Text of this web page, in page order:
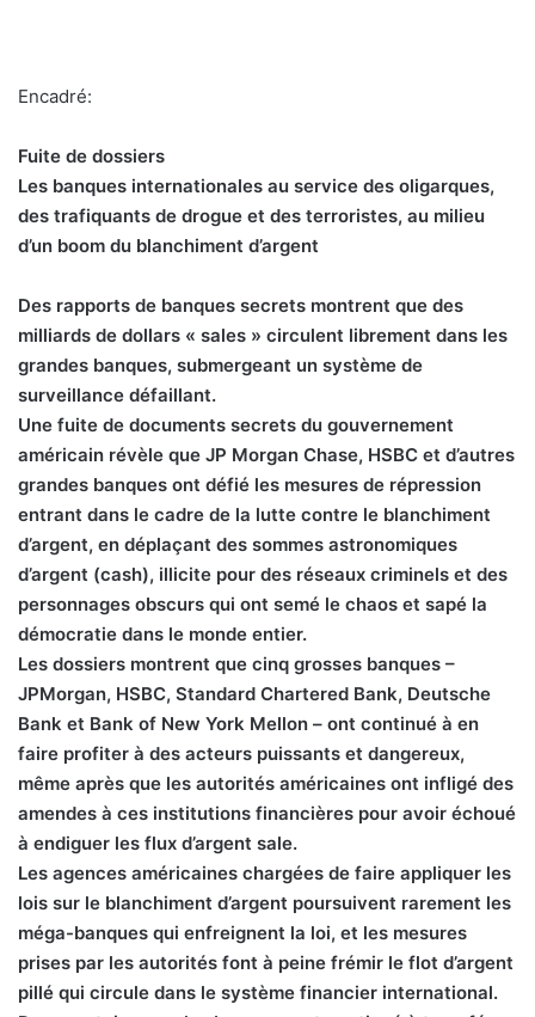
Encadré:
Fuite de dossiers
Les banques internationales au service des oligarques,
des trafiquants de drogue et des terroristes, au milieu
d’un boom du blanchiment d’argent
Des rapports de banques secrets montrent que des
milliards de dollars « sales » circulent librement dans les
grandes banques, submergeant un système de
surveillance défaillant.
Une fuite de documents secrets du gouvernement
américain révèle que JP Morgan Chase, HSBC et d’autres
grandes banques ont défié les mesures de répression
entrant dans le cadre de la lutte contre le blanchiment
d’argent, en déplaçant des sommes astronomiques
d’argent (cash), illicite pour des réseaux criminels et des
personnages obscurs qui ont semé le chaos et sapé la
démocratie dans le monde entier.
Les dossiers montrent que cinq grosses banques –
JPMorgan, HSBC, Standard Chartered Bank, Deutsche
Bank et Bank of New York Mellon – ont continué à en
faire profiter à des acteurs puissants et dangereux,
même après que les autorités américaines ont infligé des
amendes à ces institutions financières pour avoir échoué
à endiguer les flux d’argent sale.
Les agences américaines chargées de faire appliquer les
lois sur le blanchiment d’argent poursuivent rarement les
méga-banques qui enfreignent la loi, et les mesures
prises par les autorités font à peine frémir le flot d’argent
pillé qui circule dans le système financier international.